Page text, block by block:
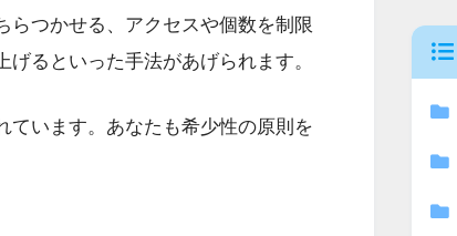
らつかせる、アクセスや個数を制限
るといった手法があげられます。
ています。あなたも希少性の原則を